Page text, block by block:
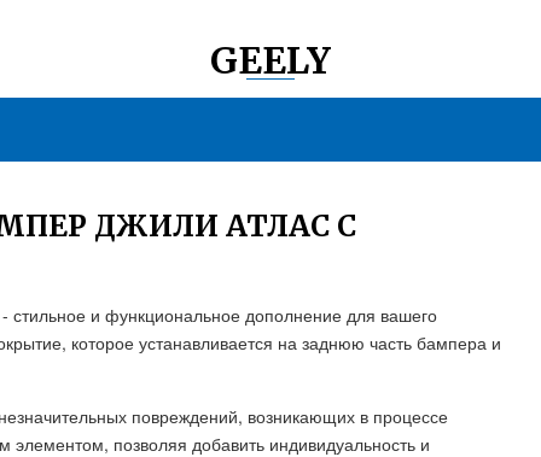
GEELY
ДЖИЛИ АТЛАС С
и функциональное дополнение для вашего
которое устанавливается на заднюю часть бампера и
повреждений, возникающих в процессе
позволяя добавить индивидуальность и